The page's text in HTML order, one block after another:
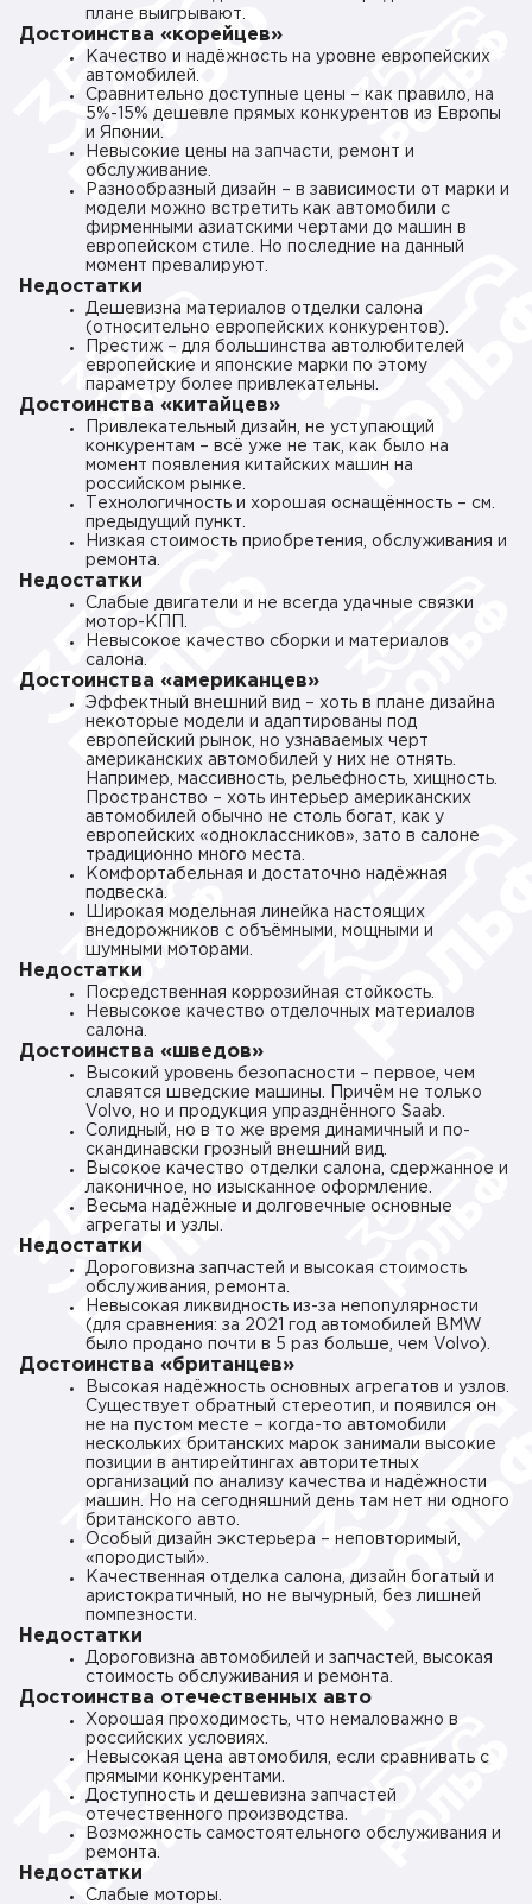
плане выигрывают.
Достоинства «корейцев»
Качество и надёжность на уровне европейских
автомобилей.
Сравнительно доступные цены – как правило, на
5%-15% дешевле прямых конкурентов из Европы
и Японии.
Невысокие цены на запчасти, ремонт и
обслуживание.
Разнообразный дизайн – в зависимости от марки и
модели можно встретить как автомобили с
фирменными азиатскими чертами до машин в
европейском стиле. Но последние на данный
момент превалируют.
Недостатки
Дешевизна материалов отделки салона
(относительно европейских конкурентов).
Престиж – для большинства автолюбителей
европейские и японские марки по этому
параметру более привлекательны.
Достоинства «китайцев»
Привлекательный дизайн, не уступающий
конкурентам – всё уже не так, как было на
момент появления китайских машин на
российском рынке.
Технологичность и хорошая оснащённость – см.
предыдущий пункт.
Низкая стоимость приобретения, обслуживания и
ремонта.
Недостатки
Слабые двигатели и не всегда удачные связки
мотор-КПП.
Невысокое качество сборки и материалов
салона.
Достоинства «американцев»
Эффектный внешний вид – хоть в плане дизайна
некоторые модели и адаптированы под
европейский рынок, но узнаваемых черт
американских автомобилей у них не отнять.
Например, массивность, рельефность, хищность.
Пространство – хоть интерьер американских
автомобилей обычно не столь богат, как у
европейских «одноклассников», зато в салоне
традиционно много места.
Комфортабельная и достаточно надёжная
подвеска.
Широкая модельная линейка настоящих
внедорожников с объёмными, мощными и
шумными моторами.
Недостатки
Посредственная коррозийная стойкость.
Невысокое качество отделочных материалов
салона.
Достоинства «шведов»
Высокий уровень безопасности – первое, чем
славятся шведские машины. Причём не только
Volvo, но и продукция упразднённого Saab.
Солидный, но в то же время динамичный и по-
скандинавски грозный внешний вид.
Высокое качество отделки салона, сдержанное и
лаконичное, но изысканное оформление.
Весьма надёжные и долговечные основные
агрегаты и узлы.
Недостатки
Дороговизна запчастей и высокая стоимость
обслуживания, ремонта.
Невысокая ликвидность из-за непопулярности
(для сравнения: за 2021 год автомобилей BMW
было продано почти в 5 раз больше, чем Volvo).
Достоинства «британцев»
Высокая надёжность основных агрегатов и узлов.
Существует обратный стереотип, и появился он
не на пустом месте – когда-то автомобили
нескольких британских марок занимали высокие
позиции в антирейтингах авторитетных
организаций по анализу качества и надёжности
машин. Но на сегодняшний день там нет ни одного
британского авто.
Особый дизайн экстерьера – неповторимый,
«породистый».
Качественная отделка салона, дизайн богатый и
аристократичный, но не вычурный, без лишней
помпезности.
Недостатки
Дороговизна автомобилей и запчастей, высокая
стоимость обслуживания и ремонта.
Достоинства отечественных авто
Хорошая проходимость, что немаловажно в
российских условиях.
Невысокая цена автомобиля, если сравнивать с
прямыми конкурентами.
Доступность и дешевизна запчастей
отечественного производства.
Возможность самостоятельного обслуживания и
ремонта.
Недостатки
Слабые моторы.